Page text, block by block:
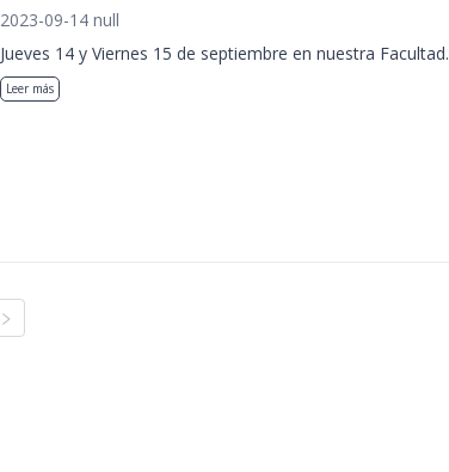
2023-09-14 null
Jueves 14 y Viernes 15 de septiembre en nuestra Facultad.
Leer más